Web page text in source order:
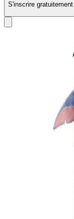
S'inscrire gratuitement